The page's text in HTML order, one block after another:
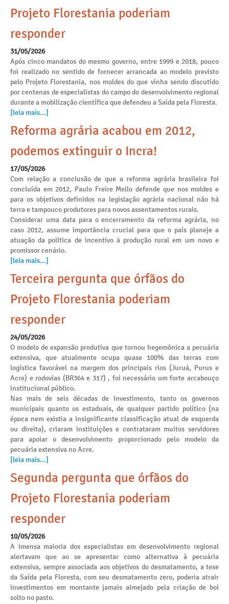
Projeto Florestania poderiam
responder
31/05/2026
Após cinco mandatos do mesmo governo, entre 1999 e 2018, pouco
foi realizado no sentido de fornecer arrancada ao modelo previsto
pelo Projeto Florestania, nos moldes do que vinha sendo discutido
por centenas de especialistas do campo do desenvolvimento regional
durante a mobilização científica que defendeu a Saída pela Floresta.
[leia mais...]
Reforma agrária acabou em 2012,
podemos extinguir o Incra!
17/05/2026
Com relação a conclusão de que a reforma agrária brasileira foi
concluída em 2012, Paulo Freire Mello defende que nos moldes e
para os objetivos definidos na legislação agrária nacional não há
terra e tampouco produtores para novos assentamentos rurais.
Considerar uma data para o encerramento da reforma agrária, no
caso 2012, assume importância crucial para que o país planeje a
atuação da política de incentivo à produção rural em um novo e
promissor cenário.
[leia mais...]
Terceira pergunta que órfãos do
Projeto Florestania poderiam
responder
24/05/2026
O modelo de expansão produtiva que tornou hegemônica a pecuária
extensiva, que atualmente ocupa quase 100% das terras com
logística favorável na margem dos principais rios (Juruá, Purus e
Acre) e rodovias (BR364 e 317) , foi necessário um forte arcabouço
institucional público.
Nas mais de seis décadas de investimento, tanto os governos
municipais quanto os estaduais, de qualquer partido político (na
época nem existia a insignificante classificação atual de esquerda
ou direita), criaram instituições e contrataram muitos servidores
para apoiar o desenvolvimento proporcionado pelo modelo da
pecuária extensiva no Acre.
[leia mais...]
Segunda pergunta que órfãos do
Projeto Florestania poderiam
responder
10/05/2026
A imensa maioria dos especialistas em desenvolvimento regional
alertavam que ao se apresentar como alternativa à pecuária
extensiva, sempre associada aos objetivos do desmatamento, a tese
da Saída pela Floresta, com seu desmatamento zero, poderia atrair
investimentos em montante jamais almejado pela criação de boi
solto no pasto.